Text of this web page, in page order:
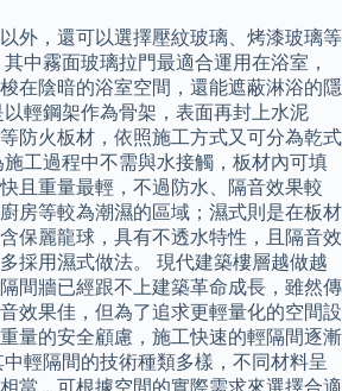
外，還可以選擇壓紋玻璃、烤漆玻璃等
中霧面玻璃拉門最適合運用在浴室，
在陰暗的浴室空間，還能遮蔽淋浴的隱
輕鋼架作為骨架，表面再封上水泥
防火板材，依照施工方式又可分為乾式
工過程中不需與水接觸，板材內可填
且重量最輕，不過防水、隔音效果較
房等較為潮濕的區域；濕式則是在板材
保麗龍球，具有不透水特性，且隔音效
採用濕式做法。 現代建築樓層越做越
間牆已經跟不上建築革命成長，雖然傳
效果佳，但為了追求更輕量化的空間設
量的安全顧慮，施工快速的輕隔間逐漸
輕隔間的技術種類多樣，不同材料呈
當，可根據空間的實際需求來選擇合適